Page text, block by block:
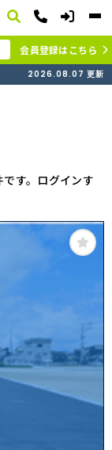
会員登録はこちら
2026.08.07 更新
す。ログインす